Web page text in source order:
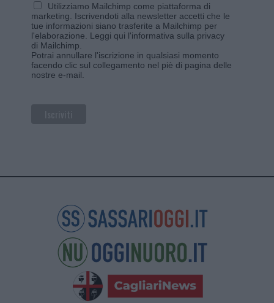
Utilizziamo Mailchimp come piattaforma di
marketing. Iscrivendoti alla newsletter accetti che le
tue informazioni siano trasferite a Mailchimp per
l'elaborazione. Leggi qui l'informativa sulla privacy
di Mailchimp
Potrai annullare l'iscrizione in qualsiasi momento
facendo clic sul collegamento nel piè di pagina delle
nostre e-mail.